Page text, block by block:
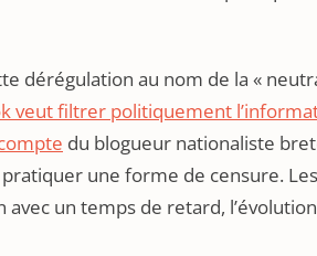
dérégulation au nom de la «
veut filtrer politiquement
du blogueur nationaliste
une forme de censure. Les
un temps de retard,